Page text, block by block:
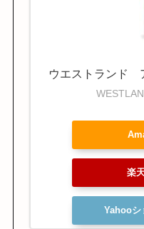
ウエストランド
楽
Yahooシ